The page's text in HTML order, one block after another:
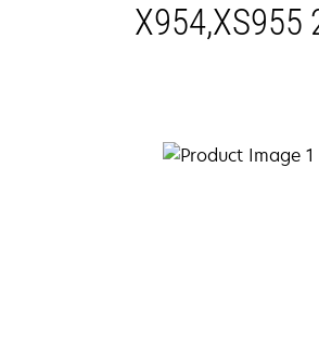
X954,XS955